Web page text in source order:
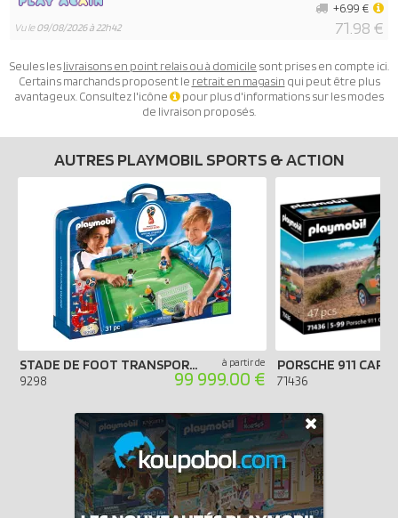
Vu le09/08/2026 à 22h42 71.98 €
+6.99 €
Seules leslivraisons en point relais ou à domicile sont prises en compte ici.
Certains marchands proposent le retrait en magasin qui peut être plus
avantageux. Consultez l'icône
pour plus d'informations sur les modes
de livraison proposés.
AUTRES PLAYMOBIL SPORTS & ACTION
STADE DE FOOT TRANSPORTABLE FIFA - RUSSIE 2018
9298
à partir de
99 999.00 € 71436